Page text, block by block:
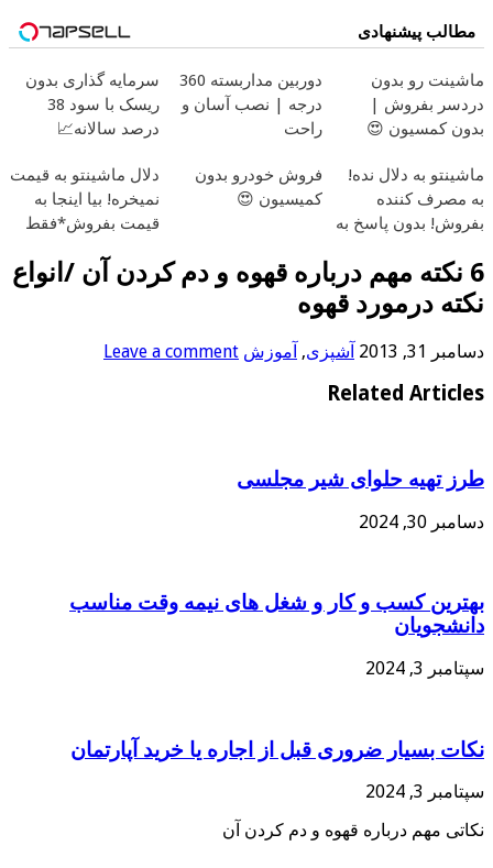
مطالب پیشنهادی
ماشینت رو بدون
دردسر بفروش |
بدون کمسیون 😍
دوربین مداربسته 360
درجه | نصب آسان و
راحت
سرمایه گذاری بدون
ریسک با سود 38
درصد سالانه📈
ماشینتو به دلال نده!
به مصرف کننده
بفروش! بدون پاسخ به
فروش خودرو بدون
کمیسیون 😍
دلال ماشینتو به قیمت
نمیخره! بیا اینجا به
قیمت بفروش*فقط
6 نکته مهم درباره قهوه و دم کردن آن /انواع
نکته درمورد قهوه
دسامبر 31, 2013 آشپزی, آموزش Leave a comment
Related Articles
طرز تهیه حلوای شیر مجلسی
دسامبر 30, 2024
بهترین کسب و کار و شغل های نیمه وقت مناسب
دانشجویان
سپتامبر 3, 2024
نکات بسیار ضروری قبل از اجاره یا خرید آپارتمان
سپتامبر 3, 2024
نکاتی مهم درباره قهوه و دم کردن آن